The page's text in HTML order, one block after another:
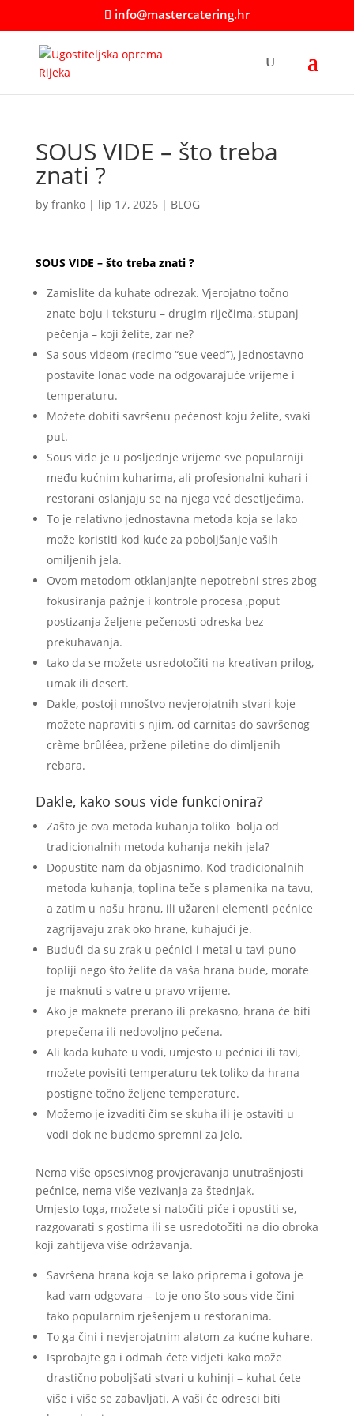
info@mastercatering.hr
SOUS VIDE – što treba
znati ?
by franko| lip 17, 2026| BLOG
SOUS VIDE – što treba znati ?
Zamislite da kuhate odrezak. Vjerojatno točno
znate boju i teksturu – drugim riječima, stupanj
pečenja – koji želite, zar ne?
Sa sous videom (recimo “sue veed”), jednostavno
postavite lonac vode na odgovarajuće vrijeme i
temperaturu.
Možete dobiti savršenu pečenost koju želite, svaki
put.
Sous vide je u posljednje vrijeme sve popularniji
među kućnim kuharima, ali profesionalni kuhari i
restorani oslanjaju se na njega već desetljećima.
To je relativno jednostavna metoda koja se lako
može koristiti kod kuće za poboljšanje vaših
omiljenih jela.
Ovom metodom otklanjanjte nepotrebni stres zbog
fokusiranja pažnje i kontrole procesa ,poput
postizanja željene pečenosti odreska bez
prekuhavanja.
tako da se možete usredotočiti na kreativan prilog,
umak ili desert.
Dakle, postoji mnoštvo nevjerojatnih stvari koje
možete napraviti s njim, od carnitas do savršenog
crème brûléea, pržene piletine do dimljenih
rebara.
Dakle, kako sous vide funkcionira?
Zašto je ova metoda kuhanja toliko bolja od
tradicionalnih metoda kuhanja nekih jela?
Dopustite nam da objasnimo. Kod tradicionalnih
metoda kuhanja, toplina teče s plamenika na tavu,
a zatim u našu hranu, ili užareni elementi pećnice
zagrijavaju zrak oko hrane, kuhajući je.
Budući da su zrak u pećnici i metal u tavi puno
topliji nego što želite da vaša hrana bude, morate
je maknuti s vatre u pravo vrijeme.
Ako je maknete prerano ili prekasno, hrana će biti
prepečena ili nedovoljno pečena.
Ali kada kuhate u vodi, umjesto u pećnici ili tavi,
možete povisiti temperaturu tek toliko da hrana
postigne točno željene temperature.
Možemo je izvaditi čim se skuha ili je ostaviti u
vodi dok ne budemo spremni za jelo.
Nema više opsesivnog provjeravanja unutrašnjosti
pećnice, nema više vezivanja za štednjak.
Umjesto toga, možete si natočiti piće i opustiti se,
razgovarati s gostima ili se usredotočiti na dio obroka
koji zahtijeva više održavanja.
Savršena hrana koja se lako priprema i gotova je
kad vam odgovara – to je ono što sous vide čini
tako popularnim rješenjem u restoranima.
To ga čini i nevjerojatnim alatom za kućne kuhare.
Isprobajte ga i odmah ćete vidjeti kako može
drastično poboljšati stvari u kuhinji – kuhat ćete
više i više se zabavljati. A vaši će odresci biti